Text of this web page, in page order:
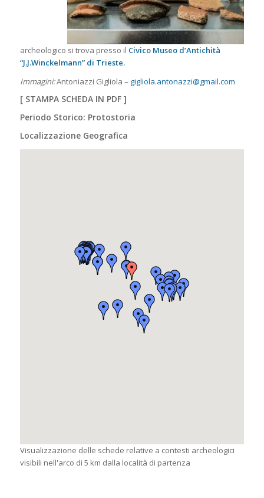
archeologico si trova presso il Civico Museo d’Antichità
“J.J.Winckelmann” di Trieste.
Immagini:Antoniazzi Gigliola – gigliola.antonazzi@gmail.com
[ STAMPA SCHEDA IN PDF]
Periodo Storico: Protostoria
Localizzazione Geografica
Visualizzazione delle schede relative a contesti archeologici
visibili nell'arco di 5 km dalla località di partenza